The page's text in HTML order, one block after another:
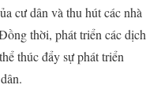
cư dân và thu hút các nhà
thời, phát triển các dịch
thúc đẩy sự phát triển